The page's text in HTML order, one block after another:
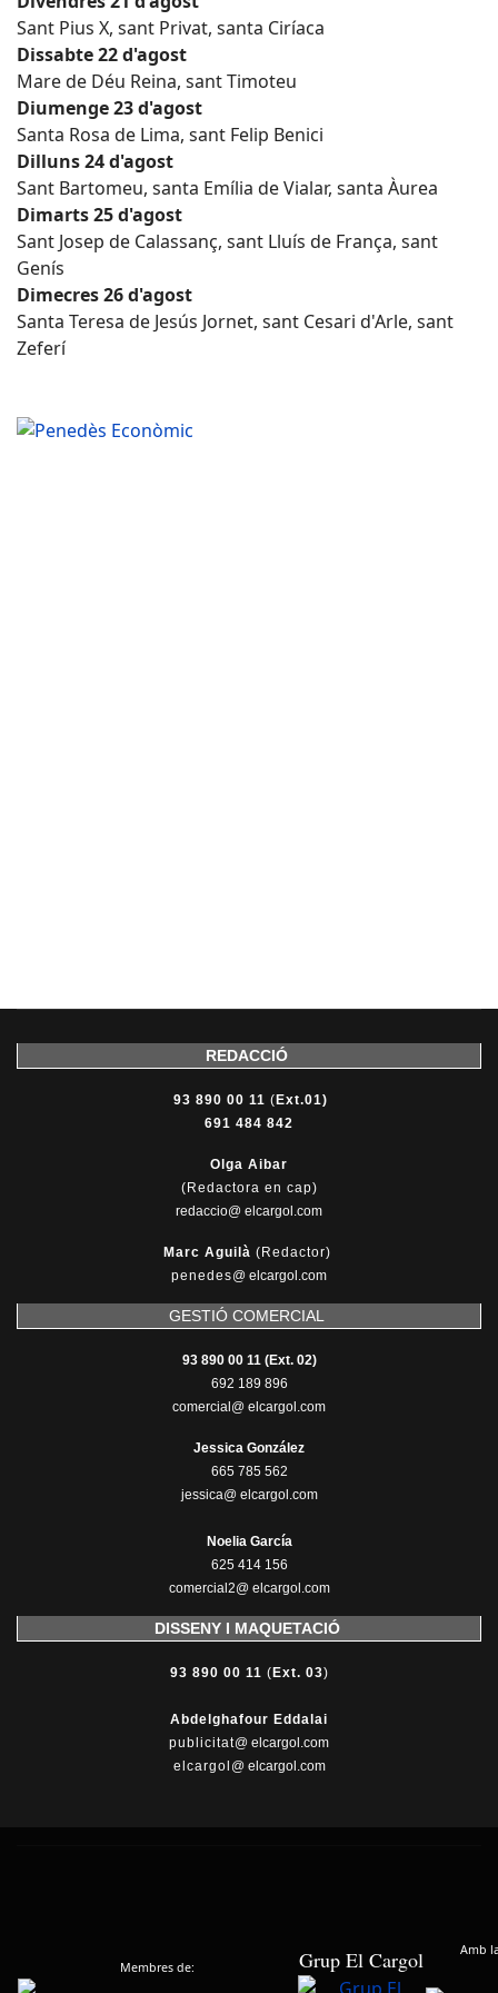
Sant Pius X, sant Privat, santa Ciríaca
Dissabte 22 d'agost
Mare de Déu Reina, sant Timoteu
Diumenge 23 d'agost
Santa Rosa de Lima, sant Felip Benici
Dilluns 24 d'agost
Sant Bartomeu, santa Emília de Vialar, santa Àurea
Dimarts 25 d'agost
Sant Josep de Calassanç, sant Lluís de França, sant
Genís
Dimecres 26 d'agost
Santa Teresa de Jesús Jornet, sant Cesari d'Arle, sant
Zeferí
REDACCIÓ
93 890 00 11 ( Ext.01)
691 484 842
Olga Aibar
(Redactora en cap)
redaccio@ elcargol.com
Marc Aguilà (Redactor)
penedes@ elcargol.com
GESTIÓ COMERCIAL
93 890 00 11 (Ext. 02)
692 189 896
comercial@ elcargol.com
Jessica González
665 785 562
jessica@ elcargol.com
Noelia García
625 414 156
comercial2@ elcargol.com
DISSENY I MAQUETACIÓ
93 890 00 11 ( Ext. 03)
Abdelghafour Eddalai
publicitat@ elcargol.com
elcargol @ elcargol.com
Membres de: Grup El Cargol Amb